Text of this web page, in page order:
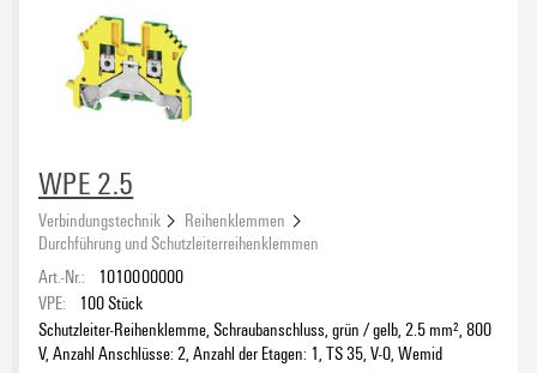
10(2)
≥ 11(21)
4(6)
Anzahl der Potentiale
2 (120)
3(26)
4(12)
5(4)
≥ 6(23)
Klemmbereich, min.
Klemmbereich, max.
WPE 2.5
Verbindungstechnik
Reihenklemmen
Durchführung und Schutzleiterreihenklemmen
Art.-Nr.:
1010000000
VPE:
100Stück
Schutzleiter-Reihenklemme, Schraubanschluss, grün / gelb, 2.5 mm², 800
V, Anzahl Anschlüsse: 2, Anzahl der Etagen: 1, TS 35, V-0, Wemid